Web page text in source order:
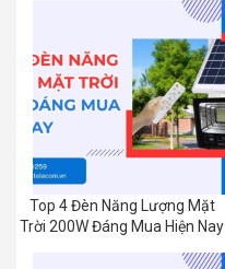
Top 4 Đèn Năng Lượng Mặt
Trời 200W Đáng Mua Hiện Nay